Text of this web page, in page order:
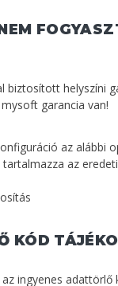
biztosított helyszíni
garancia van!
az alábbi
az
KÓD
az ingyenes